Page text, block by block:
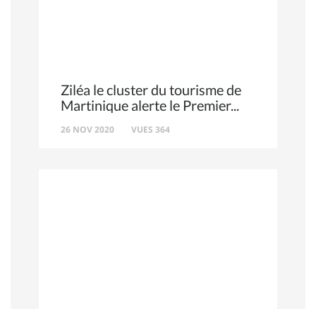
Ziléa le cluster du tourisme de
Martinique alerte le Premier
26 NOV 2020 VUES 364